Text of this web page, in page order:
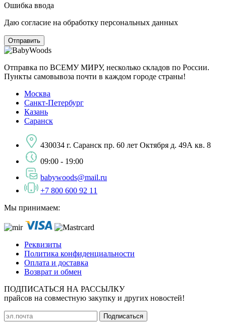
Ошибка ввода
Даю согласие на обработку персональных данных
Отправка по ВСЕМУ МИРУ, несколько складов по России.
Пункты самовывоза почти в каждом городе страны!
Москва
Санкт-Петербург
Казань
Саранск
430034 г. Саранск пр. 60 лет Октября д. 49А кв. 8
09:00 - 19:00
babywoods@mail.ru
+7 800 600 92 11
Мы принимаем:
Реквизиты
Политика конфиденциальности
Оплата и доставка
Возврат и обмен
ПОДПИСАТЬСЯ НА РАССЫЛКУ
прайсов на совместную закупку и других новостей!